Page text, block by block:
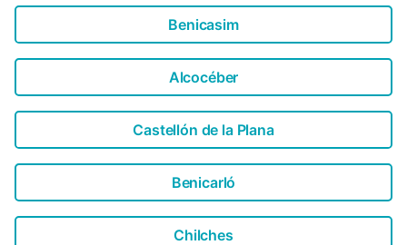
Benicasim
Alcocéber
Castellón de la Plana
Benicarló
Chilches